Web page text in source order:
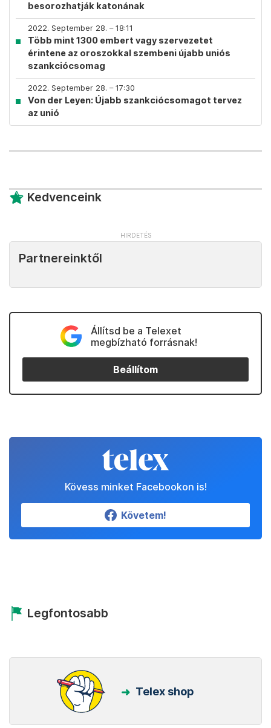
besorozhatják katonának
2022. September 28. – 18:11
Több mint 1300 embert vagy szervezetet
érintene az oroszokkal szembeni újabb uniós
szankciócsomag
2022. September 28. – 17:30
Von der Leyen: Újabb szankciócsomagot tervez
az unió
Kedvenceink
Partnereinktől
Állítsd be a Telexet
megbízható forrásnak!
Beállítom
Kövess minket Facebookon is!
Követem!
Legfontosabb
Telex shop